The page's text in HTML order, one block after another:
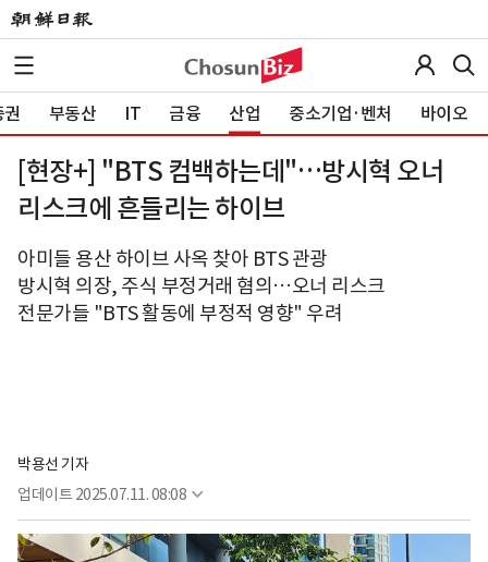
부동산 IT 금융 산업 중소기업·벤처 바이오
[현장+] "BTS 컴백하는데"…방시혁 오너
리스크에 흔들리는 하이브
아미들 용산 하이브 사옥 찾아 BTS 관광
방시혁 의장, 주식 부정거래 혐의…오너 리스크
전문가들 "BTS 활동에 부정적 영향" 우려
박용선 기자
업데이트 2025.07.11. 08:08